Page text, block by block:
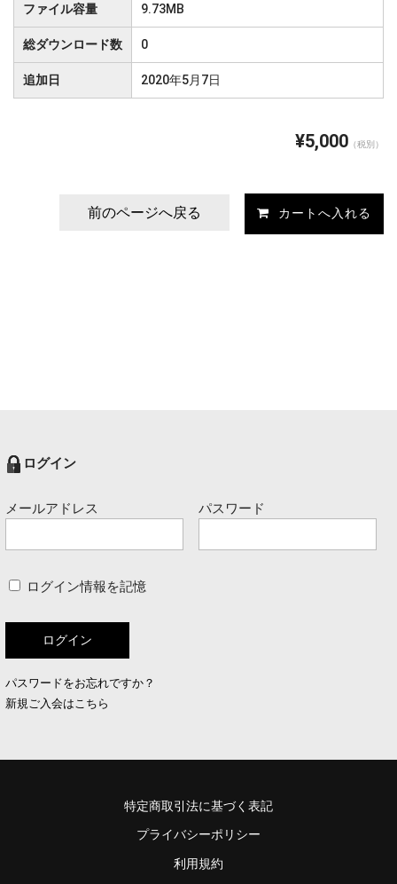
ファイル容量 9.73MB
総ダウンロード数 0
追加日 2020年5月7日
¥5,000 （税別）
前のページへ戻る
ログイン
メールアドレス パスワード
ログイン情報を記憶
パスワードをお忘れですか？
新規ご入会はこちら
特定商取引法に基づく表記
プライバシーポリシー
利用規約